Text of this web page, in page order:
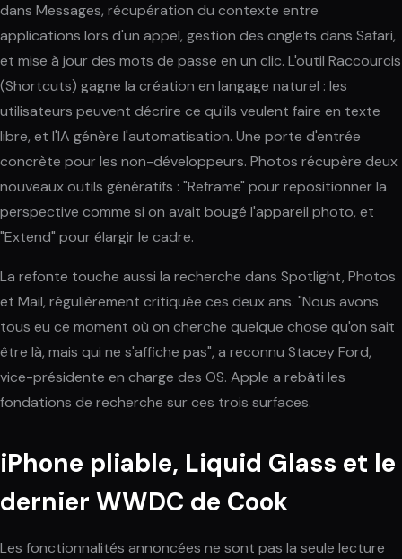
dans Messages, récupération du contexte entre
applications lors d'un appel, gestion des onglets dans Safari,
et mise à jour des mots de passe en un clic. L'outil Raccourcis
(Shortcuts) gagne la création en langage naturel : les
utilisateurs peuvent décrire ce qu'ils veulent faire en texte
libre, et l'IA génère l'automatisation. Une porte d'entrée
concrète pour les non-développeurs. Photos récupère deux
nouveaux outils génératifs : "Reframe" pour repositionner la
perspective comme si on avait bougé l'appareil photo, et
"Extend" pour élargir le cadre.
La refonte touche aussi la recherche dans Spotlight, Photos
et Mail, régulièrement critiquée ces deux ans. "Nous avons
tous eu ce moment où on cherche quelque chose qu'on sait
être là, mais qui ne s'affiche pas", a reconnu Stacey Ford,
vice-présidente en charge des OS. Apple a rebâti les
fondations de recherche sur ces trois surfaces.
iPhone pliable, Liquid Glass et le
dernier WWDC de Cook
Les fonctionnalités annoncées ne sont pas la seule lecture